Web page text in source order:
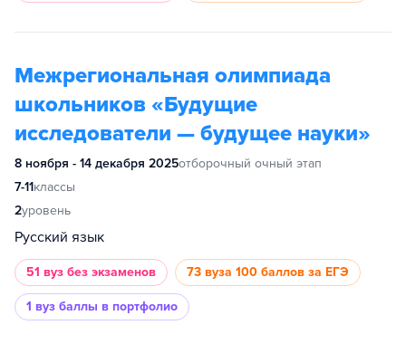
Межрегиональная олимпиада
школьников «Будущие
исследователи — будущее науки»
8 ноября - 14 декабря 2025отборочный очный этап
7-11классы
2уровень
Русский язык
51 вуз без экзаменов 73 вуза 100 баллов за ЕГЭ
1 вуз баллы в портфолио